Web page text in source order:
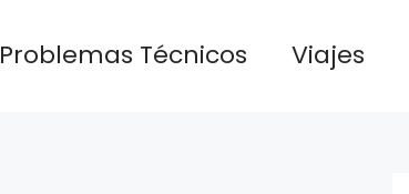
Problemas Técnicos Viajes